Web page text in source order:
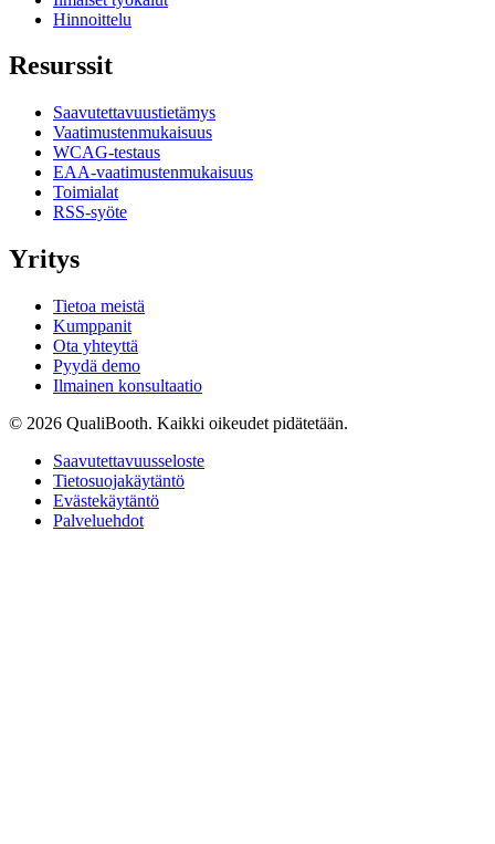
Hinnoittelu
Resurssit
Saavutettavuustietämys
Vaatimustenmukaisuus
WCAG-testaus
EAA-vaatimustenmukaisuus
Toimialat
RSS-syöte
Yritys
Tietoa meistä
Kumppanit
Ota yhteyttä
Pyydä demo
Ilmainen konsultaatio
© 2026 QualiBooth. Kaikki oikeudet pidätetään.
Saavutettavuusseloste
Tietosuojakäytäntö
Evästekäytäntö
Palveluehdot